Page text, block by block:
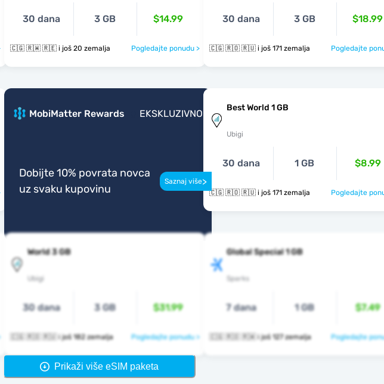
30 dana 3 GB $14.99
🇨🇬 🇷🇼 🇷🇪 i još 20 zemalja Pogledajte ponudu >
30 dana 3 GB $18.99
🇨🇬 🇷🇴 🇷🇺 i još 171 zemalja Pogledajte
MobiMatter Rewards EKSKLUZIVNO
Dobijte 10% povrata novca
uz svaku kupovinu
Saznaj više>
Best World 1 GB
Ubigi
30 dana 1 GB $8.99
🇨🇬 🇷🇴 🇷🇺 i još 171 zemalja Pogledajte
World 3 GB
Ubigi
30 dana 3 GB $31.99
🇨🇬 🇷🇴 🇷🇺 i još 182 zemalja Pogledajte ponudu >
Global Special 1 GB
Sparks
7 dana 1 GB $7.49
🇨🇬 🇷🇴 🇷🇼 i još 127 zemalja Pogledajte
Prikaži više eSIM paketa